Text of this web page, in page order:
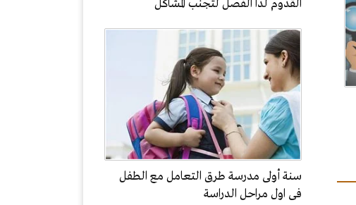
القدوم لذا الفصل لتجنب المشاكل
سنة أولى مدرسة طرق التعامل مع الطفل
فى اول مراحل الدراسة